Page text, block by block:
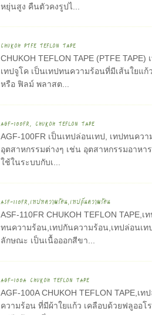
หยุ่นสูง คืนตัวคงรูปไ...
CHUKOH PTFE TEFLON TAPE
CHUKOH TEFLON TAPE (PTFE
เทปจูโค เป็นเทปทนความร้อนที่มีเส้นใยแ
หรือ ฟิลม์ พลาสต...
AGF-100FR, CHUKOH TEFLON TAPE
AGF-100FR เป็นเทปล่อนเทป, เทปทนคว
อุตสาหกรรมต่างๆ เช่น อุตสาหกรรมอาห
ใช้ในระบบกับเ...
ASF-110FR,เทปทความร้อน,เทปกันความร้อน
ASF-110FR CHUKOH TEFLON TAPE,
ทนความร้อน,เทปกันความร้อน,เทปล่อนเ
ลักษณะ เป็นเนื้อออกสีขา...
AGF-100A CHUKOH TEFLON TAPE
AGF-100A CHUKOH TEFLON TAPE,เ
ความร้อน ที่มีผ้าใยแก้ว เคลือบด้วยฟลูออ